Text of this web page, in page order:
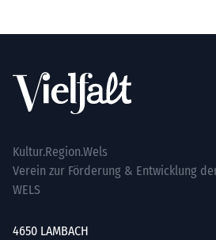
Kultur.Region.Wels
Verein zur Förderung & Entwicklung der
WELS
4650 LAMBACH